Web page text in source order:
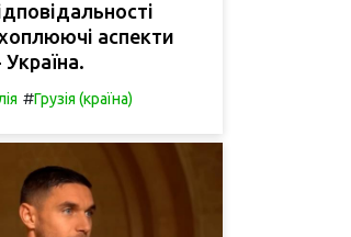
аспекти
Україна.
#Грузія (країна)